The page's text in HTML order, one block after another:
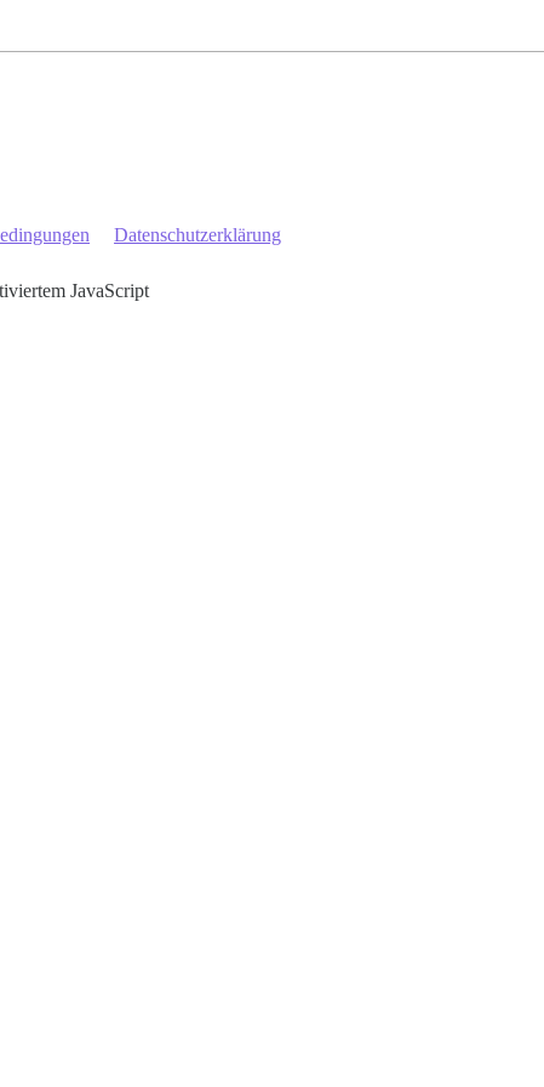
Datenschutzerklärung
JavaScript